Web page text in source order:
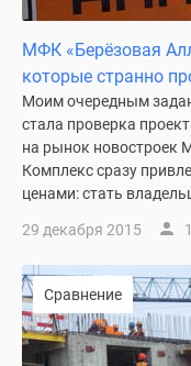
МФК «Берёзовая
которые странно
Моим очередным
стала проверка
на рынок новостроек
Комплекс сразу
ценами: стать
29 декабря 2015
Сравнение